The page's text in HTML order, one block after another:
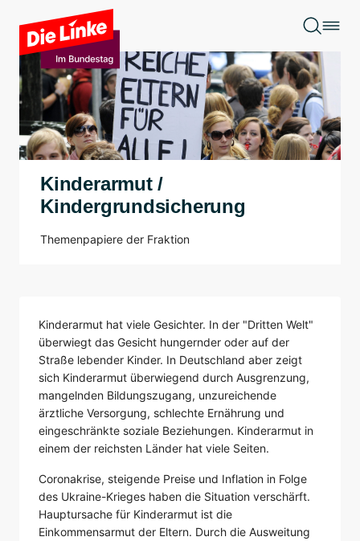
Zum Hauptinhalt springen
Kinderarmut /
Kindergrundsicherung
Themenpapiere der Fraktion
Kinderarmut hat viele Gesichter. In der "Dritten Welt"
überwiegt das Gesicht hungernder oder auf der
Straße lebender Kinder. In Deutschland aber zeigt
sich Kinderarmut überwiegend durch Ausgrenzung,
mangelnden Bildungszugang, unzureichende
ärztliche Versorgung, schlechte Ernährung und
eingeschränkte soziale Beziehungen. Kinderarmut in
einem der reichsten Länder hat viele Seiten.
Coronakrise, steigende Preise und Inflation in Folge
des Ukraine-Krieges haben die Situation verschärft.
Hauptursache für Kinderarmut ist die
Einkommensarmut der Eltern. Durch die Ausweitung